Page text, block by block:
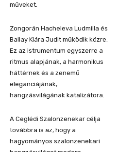
műveket.
Zongorán Hacheleva Ludmilla és
Ballay Klára Judit működik közre.
Ez az istrumentum egyszerre a
ritmus alapjának, a harmonikus
háttérnek és a zenemű
eleganciájának,
hangzásvilágának katalizátora.
A Ceglédi Szalonzenekar célja
továbbra is az, hogy a
hagyományos szalonzenekari